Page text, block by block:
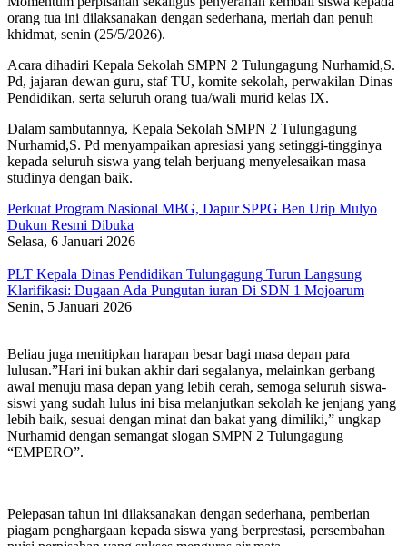
orang tua ini dilaksanakan dengan sederhana, meriah dan penuh
khidmat, senin (25/5/2026).
​Acara dihadiri Kepala Sekolah SMPN 2 Tulungagung Nurhamid,S.
Pd, jajaran dewan guru, staf TU, komite sekolah, perwakilan Dinas
Pendidikan, serta seluruh orang tua/wali murid kelas IX.
​Dalam sambutannya, Kepala Sekolah SMPN 2 Tulungagung
Nurhamid,S. Pd menyampaikan apresiasi yang setinggi-tingginya
kepada seluruh siswa yang telah berjuang menyelesaikan masa
studinya dengan baik.
Perkuat Program Nasional MBG, Dapur SPPG Ben Urip Mulyo
Dukun Resmi Dibuka
Selasa, 6 Januari 2026
PLT Kepala Dinas Pendidikan Tulungagung Turun Langsung
Klarifikasi: Dugaan Ada Pungutan iuran Di SDN 1 Mojoarum
Senin, 5 Januari 2026
Beliau juga menitipkan harapan besar bagi masa depan para
lulusan.”Hari ini bukan akhir dari segalanya, melainkan gerbang
awal menuju masa depan yang lebih cerah, semoga seluruh siswa-
siswi yang sudah lulus ini bisa melanjutkan sekolah ke jenjang yang
lebih baik, sesuai dengan minat dan bakat yang dimiliki,” ungkap
Nurhamid dengan semangat slogan SMPN 2 Tulungagung
“EMPERO”.
​Pelepasan tahun ini dilaksanakan dengan sederhana, pemberian
piagam penghargaan kepada siswa yang berprestasi, persembahan